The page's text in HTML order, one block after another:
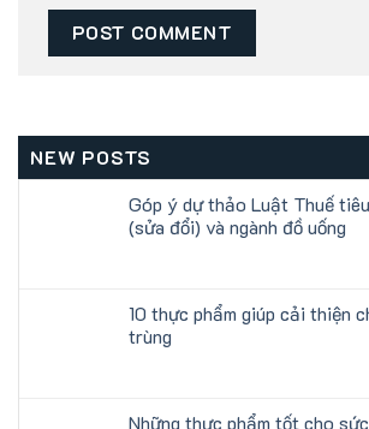
NEW POSTS
Góp ý dự thảo Luật Thuế
(sửa đổi) và ngành đồ uống
10 thực phẩm giúp cải thiện
trùng
Những thực phẩm tốt cho